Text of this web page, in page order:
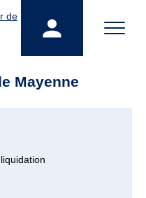
Mayenne